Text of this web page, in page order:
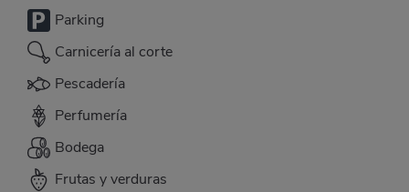
Parking
Carnicería al corte
Pescadería
Perfumería
Bodega
Frutas y verduras